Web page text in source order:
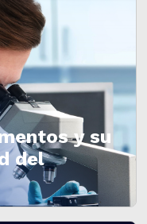
y su
del